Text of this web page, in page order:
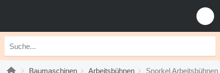
Baumaschinen Arbeitsbühnen Snorkel Arbeitsbühnen